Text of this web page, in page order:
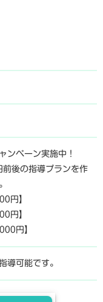
ンペーン実施中！
後の指導プランを作
円】
円】
円】
導可能です。